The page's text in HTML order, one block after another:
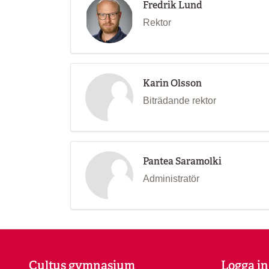
Fredrik Lund
Rektor
Karin Olsson
Biträdande rektor
Pantea Saramolki
Administratör
Cultus gymnasium Logga in